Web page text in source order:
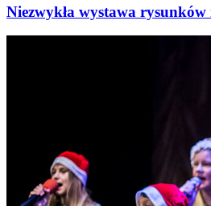
Niezwykła wystawa